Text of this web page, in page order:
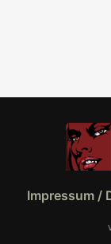
Impressum /